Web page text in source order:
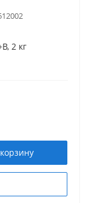
2 кг